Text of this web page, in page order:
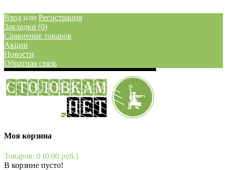
Вход или Регистрация
Закладки (0)
Сравнение товаров
Акции
Новости
Обратная связь
Моя корзина
Товаров: 0 (0.00 руб.)
В корзине пусто!